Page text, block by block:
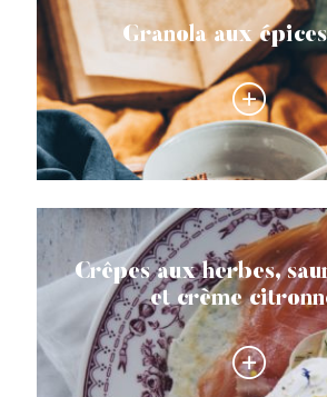
Granola aux
Crêpes aux herbes,
et crème